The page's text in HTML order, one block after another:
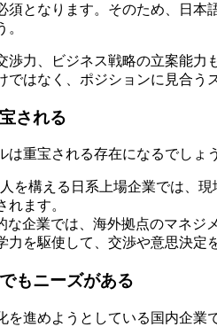
となります。そのため、日
力、ビジネス戦略の立案能
はなく、ポジションに見合う
される
重宝される存在になるでしょう
を構える日系上場企業では、
ます。
企業では、海外拠点のマネ
を駆使して、交渉や意思決定
もニーズがある
進めようとしている国内企業